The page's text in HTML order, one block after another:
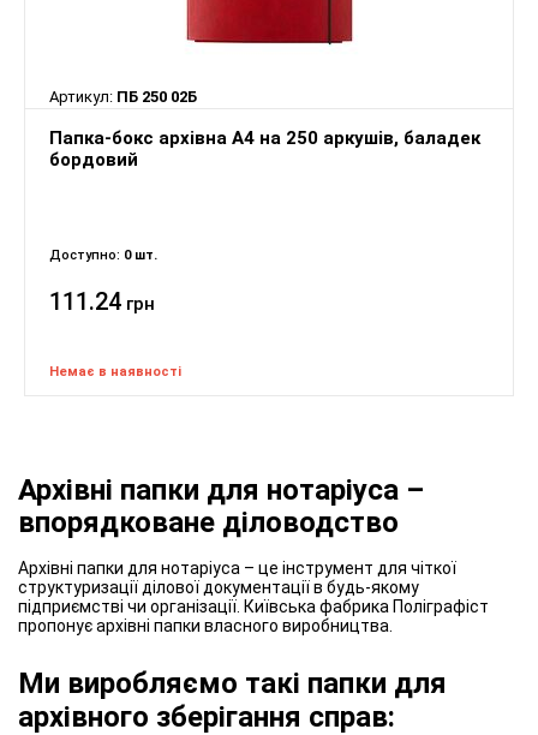
Артикул: ПБ 250 02Б
Папка-бокс архівна А4 на 250 аркушів, баладек
бордовий
111.24 грн
Доступно: 0 шт.
Немає в наявності
Архівні папки для нотаріуса –
впорядковане діловодство
Архівні папки для нотаріуса – це інструмент для чіткої
структуризації ділової документації в будь-якому
підприємстві чи організації. Київська фабрика Поліграфіст
пропонує архівні папки власного виробництва.
Ми виробляємо такі папки для
архівного зберігання справ: